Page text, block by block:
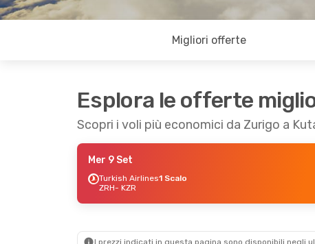
Migliori offerte
Esplora le offerte
Scopri i voli più economici da Zurigo a
Mer 9 Set
Turkish Airlines1 Scalo
ZRH- KZR
I prezzi indicati in questa pagina sono disponibili negli